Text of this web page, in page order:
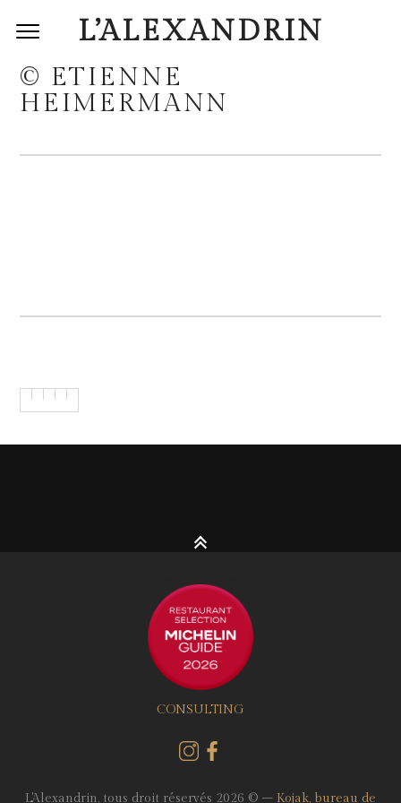
L’ALEXANDRIN
© ETIENNE
HEIMERMANN
CONSULTING
L'Alexandrin, tous droit réservés 2026 © – Kojak, bureau de